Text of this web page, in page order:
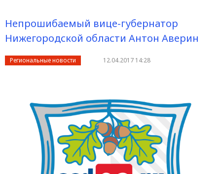
Непрошибаемый вице-губернатор
Нижегородской области Антон Аверин
Региональные новости 12.04.2017 14:28